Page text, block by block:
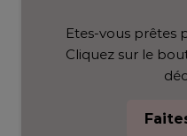
Etes-vous prêtes
Cliquez sur le